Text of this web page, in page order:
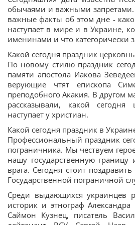
обычаями и важными
важные факты об этом дне -
наступает в мире и в Украине,
именинами и что категорически
Какой сегодня праздник
По новому стилю праздник
памяти апостола Иакова
верующие чтят епископа
преподобного Акакия. В другом
рассказывали, какой сегодня
наступает у христиан.
Какой сегодня праздник в
Профессиональный праздник
пограничника. Мы чествуем
нашу государственную
врага. Сегодня стоит
Государственной пограничной
Среди выдающихся украинцев
историк и этнограф
Саймон Кузнец, писатель